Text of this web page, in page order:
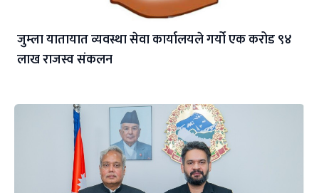
जुम्ला यातायात व्यवस्था सेवा कार्यालयले गर्यो एक करोड ९४
लाख राजस्व संकलन